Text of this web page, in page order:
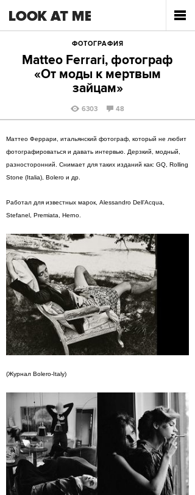
ФОТОГРАФИЯ
Matteo Ferrari, фотограф
«От моды к мертвым
зайцам»
6303 48
Маттео Феррари, итальянский фотограф, который не любит
фотографироваться и давать интервью. Дерзкий, модный,
разносторонний. Снимает для таких изданий как: GQ, Rolling
Stone (Italia), Bolero и др.
Работал для известных марок, Alessandro Dell’Acqua,
Stefanel, Premiata, Herno.
(Журнал Bolero-Italy)